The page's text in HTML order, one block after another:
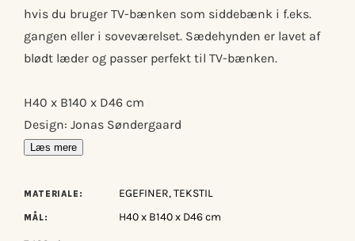
hvis du bruger TV-bænken som siddebænk i f.eks.
gangen eller i soveværelset. Sædehynden er lavet af
blødt læder og passer perfekt til TV-bænken.
H40 x B140 x D46 cm
Design: Jonas Søndergaard
Læs mere
MATERIALE: EGEFINER, TEKSTIL
MÅL: H40 x B140 x D46 cm